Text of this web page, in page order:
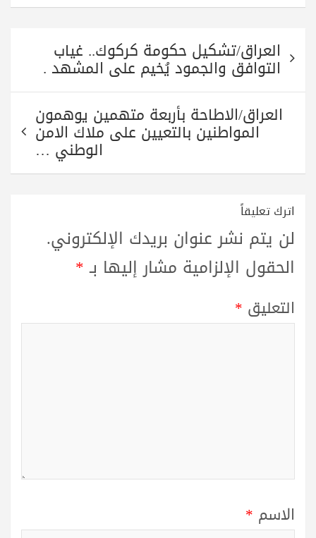
تصفّح
المقالات
العراق/تشكيل حكومة كركوك.. غياب
التوافق والجمود يُخيم على المشهد .
العراق/الاطاحة بأربعة متهمين يوهمون
المواطنين بالتعيين على ملاك الامن
الوطني …
اترك تعليقاً
لن يتم نشر عنوان بريدك الإلكتروني.
الحقول الإلزامية مشار إليها بـ*
التعليق *
الاسم *